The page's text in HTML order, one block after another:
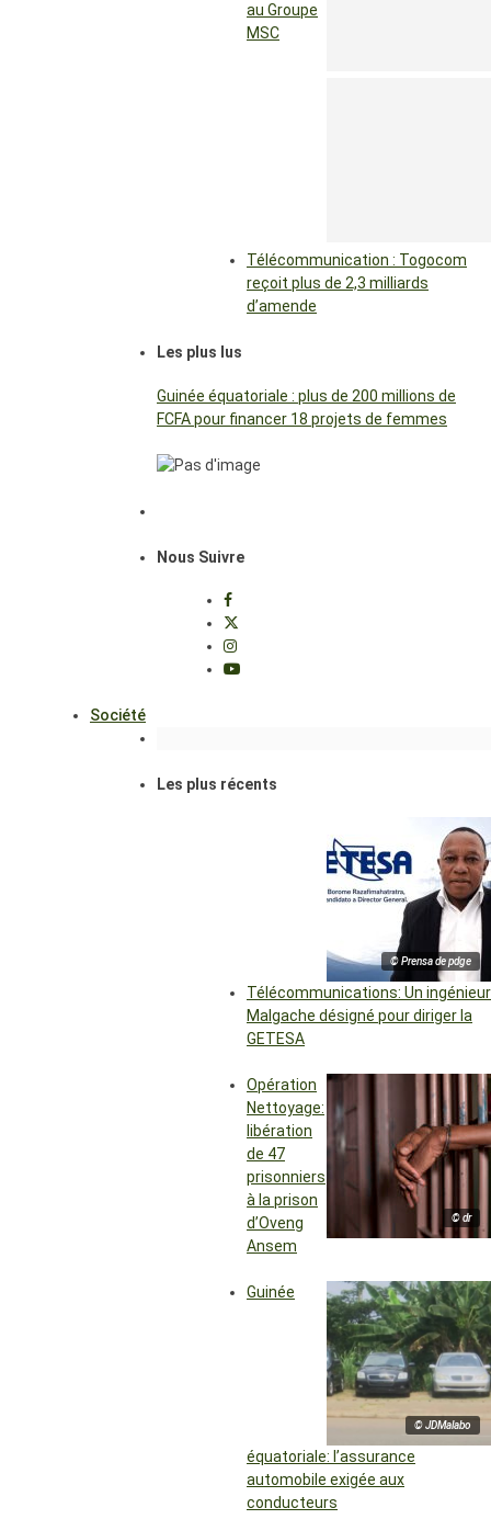
au Groupe
MSC
Télécommunication : Togocom
reçoit plus de 2,3 milliards
d’amende
Les plus lus
Guinée équatoriale : plus de 200 millions de
FCFA pour financer 18 projets de femmes
Nous Suivre
Société
Les plus récents
© Prensa de pdge
Télécommunications: Un ingénieur
Malgache désigné pour diriger la
GETESA
© dr
Opération
Nettoyage:
libération
de 47
prisonniers
à la prison
d’Oveng
Ansem
© JDMalabo
Guinée
équatoriale: l’assurance
automobile exigée aux
conducteurs